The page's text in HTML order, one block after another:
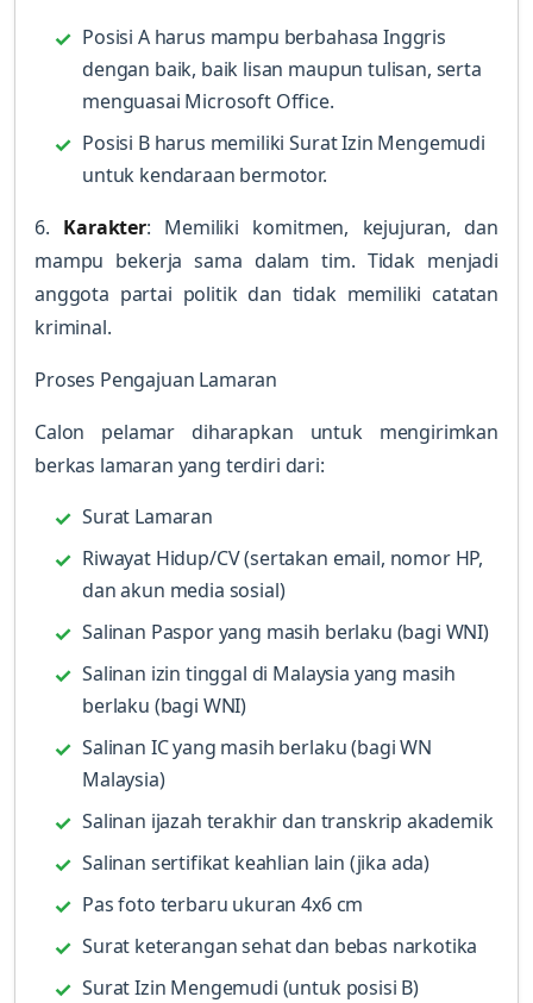
Posisi A harus mampu berbahasa Inggris
dengan baik, baik lisan maupun tulisan, serta
menguasai Microsoft Office.
Posisi B harus memiliki Surat Izin Mengemudi
untuk kendaraan bermotor.
6. Karakter: Memiliki komitmen, kejujuran, dan
mampu bekerja sama dalam tim. Tidak menjadi
anggota partai politik dan tidak memiliki catatan
kriminal.
Proses Pengajuan Lamaran
Calon pelamar diharapkan untuk mengirimkan
berkas lamaran yang terdiri dari:
Surat Lamaran
Riwayat Hidup/CV (sertakan email, nomor HP,
dan akun media sosial)
Salinan Paspor yang masih berlaku (bagi WNI)
Salinan izin tinggal di Malaysia yang masih
berlaku (bagi WNI)
Salinan IC yang masih berlaku (bagi WN
Malaysia)
Salinan ijazah terakhir dan transkrip akademik
Salinan sertifikat keahlian lain (jika ada)
Pas foto terbaru ukuran 4x6 cm
Surat keterangan sehat dan bebas narkotika
Surat Izin Mengemudi (untuk posisi B)